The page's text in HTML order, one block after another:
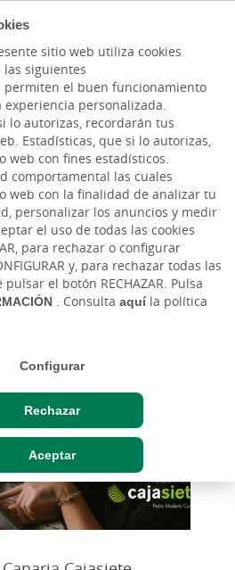
sitio web utiliza cookies
las siguientes
permiten el buen funcionamiento
personalizada.
lo autorizas, recordarán tus
Estadísticas, que si lo autorizas,
web con fines estadísticos.
comportamental las cuales
web con la finalidad de analizar tu
personalizar los anuncios y medir
el uso de todas las cookies
para rechazar o configurar
y, para rechazar todas las
el botón RECHAZAR. Pulsa
. Consulta aquíla política
Configurar
Rechazar
Aceptar
Cinco